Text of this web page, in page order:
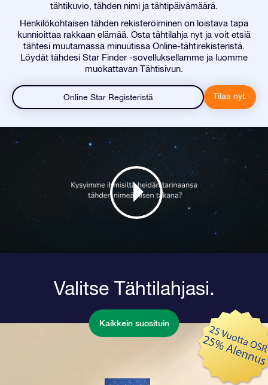
tähtikuvio, tähden nimi ja tähtipäivämäärä.
Henkilökohtaisen tähden rekisteröiminen on loistava tapa
kunnioittaa rakkaan elämää. Osta tähtilahja nyt ja voit etsiä
tähtesi muutamassa minuutissa Online-tähtirekisteristä.
Löydät tähdesi Star Finder -sovelluksellamme ja luomme
muokattavan Tähtisivun.
Online Star Registeristä Tilaa nyt.
Valitse Tähtilahjasi.
Kaikkein suosituin